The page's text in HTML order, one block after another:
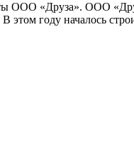
ООО «Друза». ООО
В этом году началось